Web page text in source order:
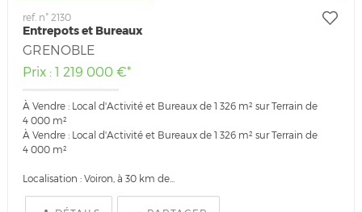
ref. n° 2130
Entrepots et Bureaux
GRENOBLE
Prix : 1 219 000 €*
À Vendre : Local d'Activité et Bureaux de 1 326 m² sur Terrain de
4 000 m²
À Vendre : Local d'Activité et Bureaux de 1 326 m² sur Terrain de
4 000 m²
Localisation : Voiron, à 30 km de...